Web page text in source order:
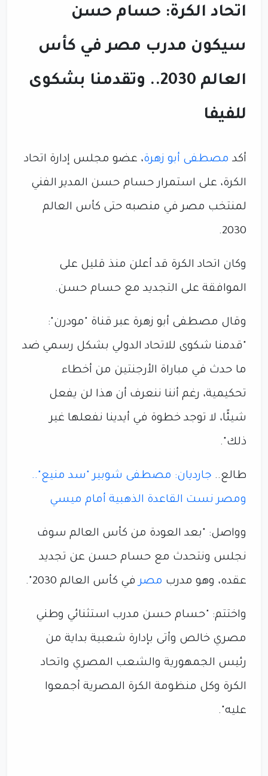
اتحاد الكرة: حسام حسن
سيكون مدرب مصر في كأس
العالم 2030.. وتقدمنا بشكوى
للفيفا
أكد مصطفى أبو زهرة، عضو مجلس إدارة اتحاد
الكرة، على استمرار حسام حسن المدير الفني
لمنتخب مصر في منصبه حتى كأس العالم
2030.
وكان اتحاد الكرة قد أعلن منذ قليل على
الموافقة على التجديد مع حسام حسن.
وقال مصطفى أبو زهرة عبر قناة "مودرن":
"قدمنا شكوى للاتحاد الدولي بشكل رسمي ضد
ما حدث في مباراة الأرجنتين من أخطاء
تحكيمية، رغم أننا ننعرف أن هذا لن يفعل
شيئًا، لا توجد خطوة في أيدينا نفعلها غير
ذلك".
طالع.. جارديان: مصطفى شوبير "سد منيع"..
ومصر نست القاعدة الذهبية أمام ميسي
وواصل: "بعد العودة من كأس العالم سوف
نجلس ونتحدث مع حسام حسن عن تجديد
عقده، وهو مدرب مصر في كأس العالم 2030".
واختتم: "حسام حسن مدرب استثنائي وطني
مصري خالص وأتى بإدارة شعبية بداية من
رئيس الجمهورية والشعب المصري واتحاد
الكرة وكل منظومة الكرة المصرية أجمعوا
عليه".